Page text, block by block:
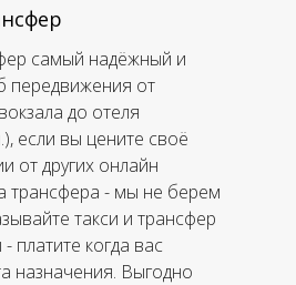
самый надёжный и
передвижения от
до отеля
если вы цените своё
от других онлайн
трансфера - мы не берем
такси и трансфер
платите когда вас
назначения. Выгодно